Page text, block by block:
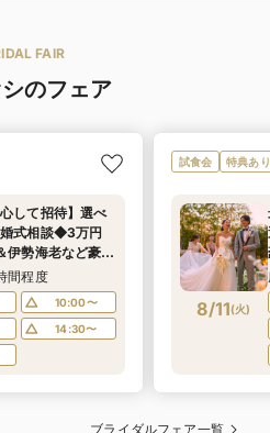
FAIR
のフェア
心して招待】選べ
式相談◆3万円
伊勢海老など豪華
間程度
10:00〜
14:30〜
試食会 特典あり
8/11(火)
ブライダルフェア一覧